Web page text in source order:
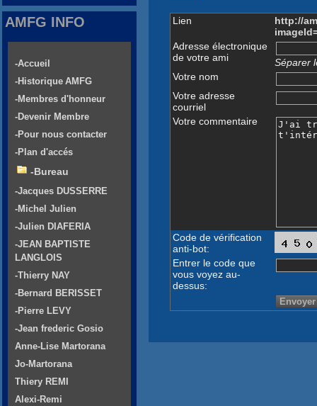
Lien
http://
Adresse électronique
de votre ami
Séparer
Votre nom
Votre adresse
courriel
Votre commentaire
Code de vérification
anti-bot:
Entrer le code que
vous voyez au-
dessus:
AMFG INFO
-Accueil
-Historique AMFG
-Membres d'honneur
-Devenir Membre
-Pour nous contacter
-Plan d'accés
-Bureau
-Jacques DUSSERRE
-Michel Julien
-Julien DIAFERIA
-JEAN BAPTISTE
LANGLOIS
-Thierry NAY
-Bernard BERISSET
-Pierre LEVY
-Jean frederic Gosio
Anne-Lise Martorana
Jo-Martorana
Thiery REMI
Alexi-Remi